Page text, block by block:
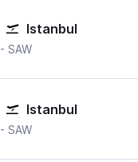
Istanbul
Köln Bonn
- SAW
Istanbul
Köln Bonn
- SAW